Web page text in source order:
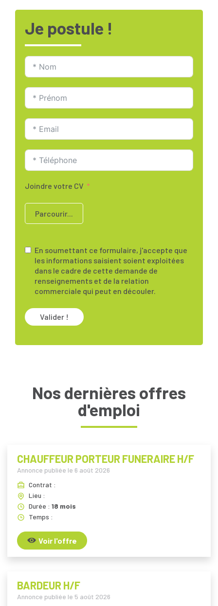
Je postule !
Joindre votre CV
Parcourir...
En soumettant ce formulaire, j'accepte que
les informations saisient soient exploitées
dans le cadre de cette demande de
renseignements et de la relation
commerciale qui peut en découler.
Valider !
Nos dernières offres
d'emploi
CHAUFFEUR PORTEUR FUNERAIRE H/F
Annonce publiée le 6 août 2026
Contrat :
Lieu :
Durée : 18 mois
Temps :
Voir l'offre
BARDEUR H/F
Annonce publiée le 5 août 2026